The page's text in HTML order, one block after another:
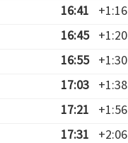
16:41 +1:16
16:45 +1:20
16:55 +1:30
17:03 +1:38
17:21 +1:56
17:31 +2:06